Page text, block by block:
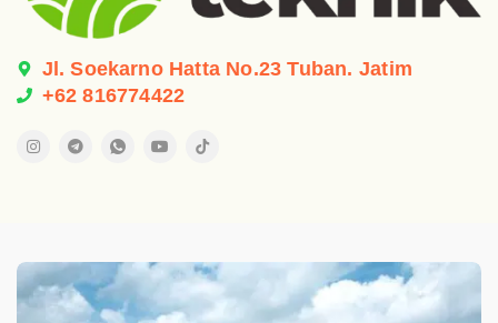
Jl. Soekarno Hatta No.23 Tuban. Jatim
+62 816774422